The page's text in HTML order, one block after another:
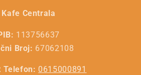
Kafe Centrala
113756637
Broj: 67062108
Telefon: 0615000891